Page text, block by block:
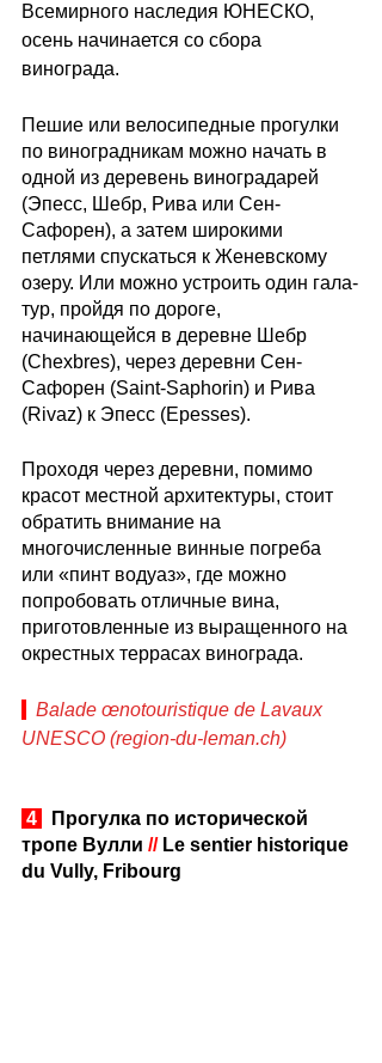
Всемирного наследия ЮНЕСКО,
осень начинается со сбора
винограда.
Пешие или велосипедные прогулки
по виноградникам можно начать в
одной из деревень виноградарей
(Эпесс, Шебр, Рива или Сен-
Сафорен), а затем широкими
петлями спускаться к Женевскому
озеру. Или можно устроить один гала-
тур, пройдя по дороге,
начинающейся в деревне Шебр
(Chexbres), через деревни Сен-
Сафорен (Saint-Saphorin) и Рива
(Rivaz) к Эпесс (Epesses).
Проходя через деревни, помимо
красот местной архитектуры, стоит
обратить внимание на
многочисленные винные погреба
или «пинт водуаз», где можно
попробовать отличные вина,
приготовленные из выращенного на
окрестных террасах винограда.
Balade œnotouristique de Lavaux
UNESCO (region-du-leman.ch)
4
  Прогулка по исторической
тропе Вулли // Le sentier historique
du Vully, Fribourg